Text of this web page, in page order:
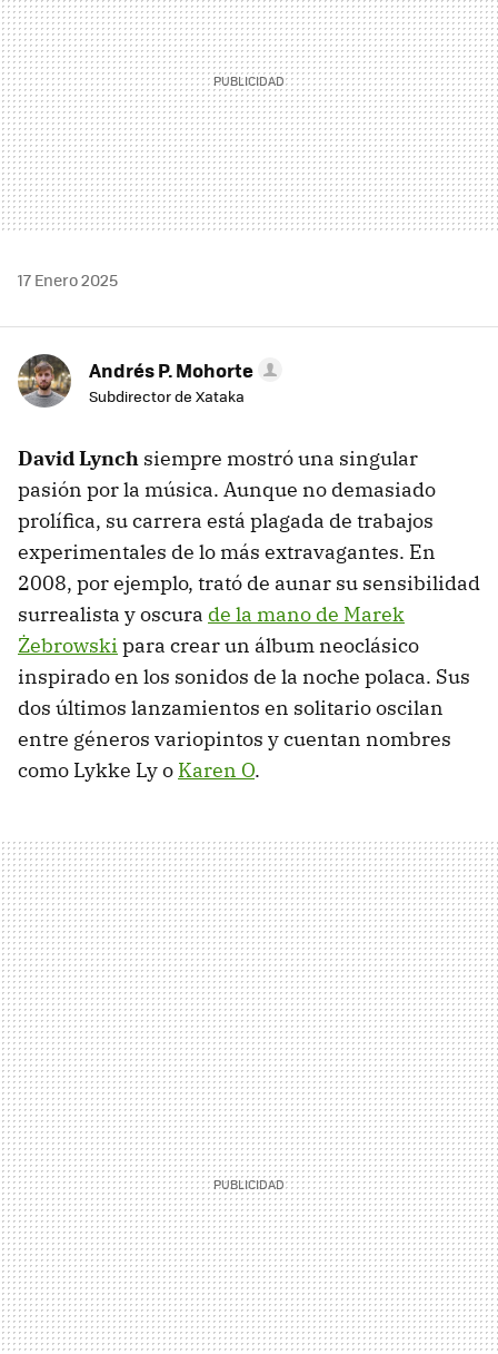
17 Enero 2025
Andrés P. Mohorte
Subdirector de Xataka
David Lynch siempre mostró una singular
pasión por la música. Aunque no demasiado
prolífica, su carrera está plagada de trabajos
experimentales de lo más extravagantes. En
2008, por ejemplo, trató de aunar su sensibilidad
surrealista y oscura de la mano de Marek
Żebrowski para crear un álbum neoclásico
inspirado en los sonidos de la noche polaca. Sus
dos últimos lanzamientos en solitario oscilan
entre géneros variopintos y cuentan nombres
como Lykke Ly o Karen O.